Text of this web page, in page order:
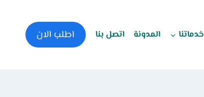
خدماتنا المدونة اتصل بنا اطلب الان